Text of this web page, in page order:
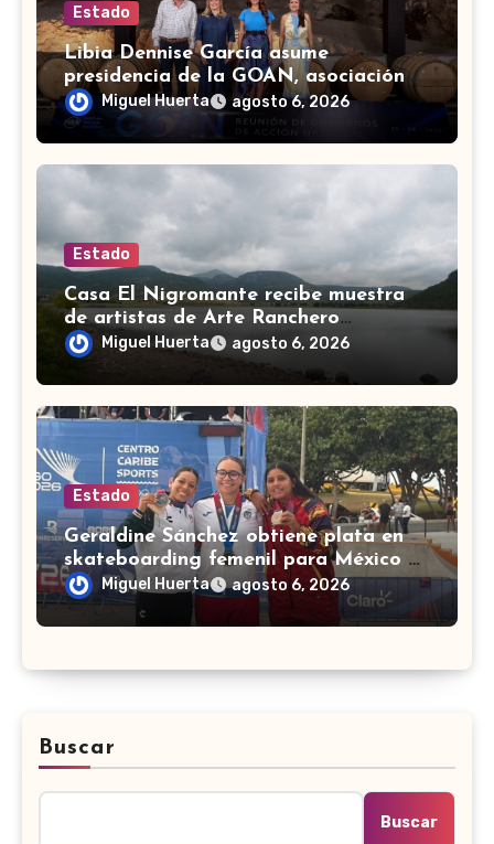
Estado
Libia Dennise García asume
presidencia de la GOAN, asociación
de gobernadores de Acción Nacional
Miguel Huerta agosto 6, 2026
Estado
Casa El Nigromante recibe muestra
de artistas de Arte Ranchero
Pandillero
Miguel Huerta agosto 6, 2026
Estado
Geraldine Sánchez obtiene plata en
skateboarding femenil para México en
los Centroamericanos 2026
Miguel Huerta agosto 6, 2026
Buscar
Buscar